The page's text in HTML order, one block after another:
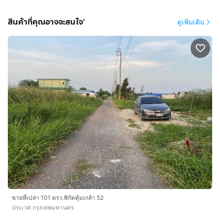
สินค้าที่คุณอาจจะสนใจ' ดูเพิ่มเติม
ขายที่เปล่า 101 ตรว.พิกัดคุ้มเกล้า 52
ประเวศ กรุงเทพมหานคร